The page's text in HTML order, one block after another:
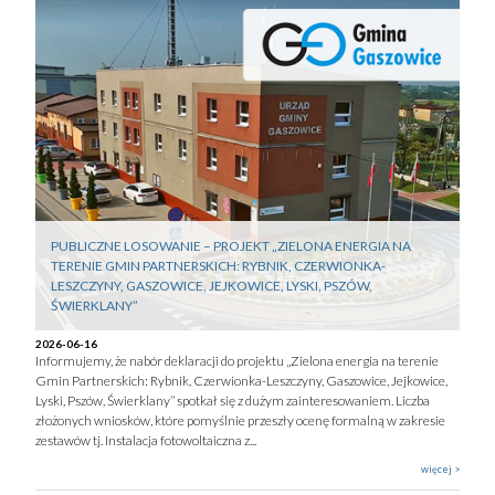
PUBLICZNE LOSOWANIE – PROJEKT „ZIELONA ENERGIA NA
TERENIE GMIN PARTNERSKICH: RYBNIK, CZERWIONKA-
LESZCZYNY, GASZOWICE, JEJKOWICE, LYSKI, PSZÓW,
ŚWIERKLANY”
2026-06-16
Informujemy, że nabór deklaracji do projektu „Zielona energia na terenie
Gmin Partnerskich: Rybnik, Czerwionka-Leszczyny, Gaszowice, Jejkowice,
Lyski, Pszów, Świerklany” spotkał się z dużym zainteresowaniem. Liczba
złożonych wniosków, które pomyślnie przeszły ocenę formalną w zakresie
zestawów tj. Instalacja fotowoltaiczna z...
więcej >